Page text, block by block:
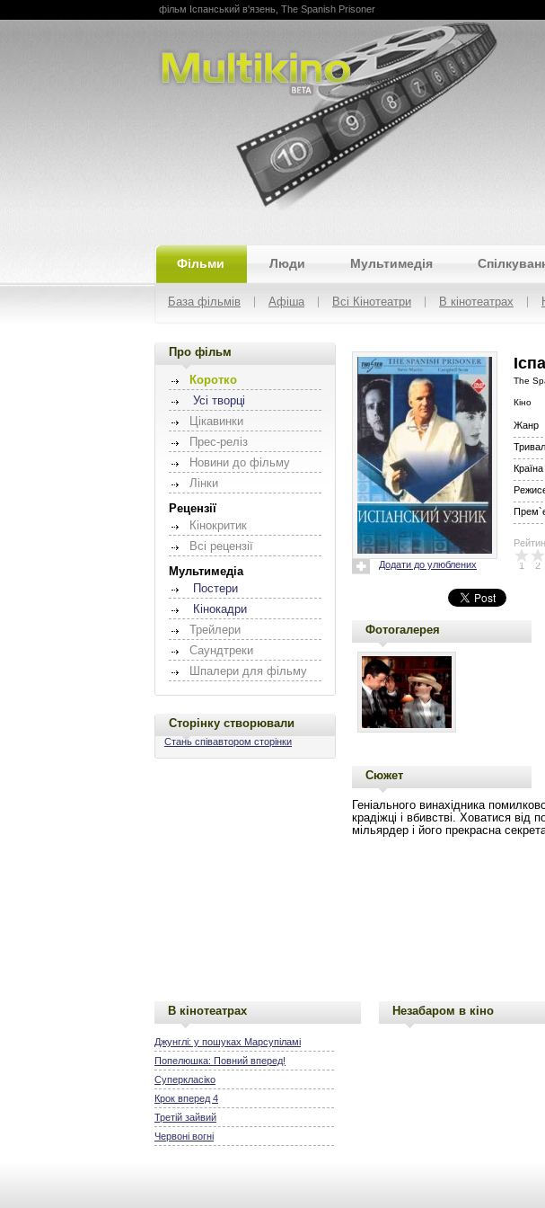
Multikino
фільм Іспанський в'язень, The Spanish Prisoner
Фільми Люди Мультимедія
База фільмів Афіша Всі Кінотеатри В кінотеатрах
Про фільм
Коротко
Усі творці
Цікавинки
Прес-реліз
Новини до фільму
Лінки
Рецензії
Кінокритик
Всі рецензії
Мультимедіа
Постери
Кінокадри
Трейлери
Саундтреки
Шпалери для фільму
Сторінку створювали
Стань співавтором сторінки
Додати до улюблених
The
Кіно
Жанр
Країна
1 2
Фотогалерея
Сюжет
Геніального винахідника
крадіжці і вбивстві. Ховатися від
мільярдер і його прекрасна
В кінотеатрах
Джунглі: у пошуках Марсупіламі
Попелюшка: Повний вперед!
Суперкласіко
Крок вперед 4
Третій зайвий
Червоні вогні
Незабаром в кіно